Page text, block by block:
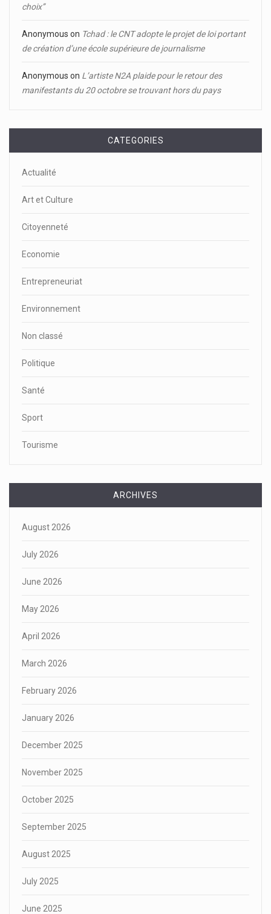
choix’’
Anonymous on Tchad : le CNT adopte le projet de loi portant
de création d’une école supérieure de journalisme
Anonymous on L’artiste N2A plaide pour le retour des
manifestants du 20 octobre se trouvant hors du pays
CATEGORIES
Actualité
Art et Culture
Citoyenneté
Economie
Entrepreneuriat
Environnement
Non classé
Politique
Santé
Sport
Tourisme
ARCHIVES
August 2026
July 2026
June 2026
May 2026
April 2026
March 2026
February 2026
January 2026
December 2025
November 2025
October 2025
September 2025
August 2025
July 2025
June 2025